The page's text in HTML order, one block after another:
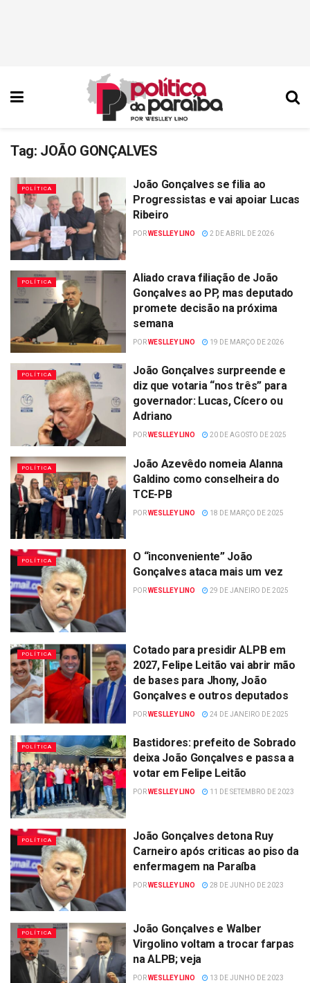
Tag: JOÃO GONÇALVES
POLÍTICA
João Gonçalves se filia ao
Progressistas e vai apoiar Lucas
Ribeiro
PORWESLLEY LINO 2 DE ABRIL DE 2026
POLÍTICA
Aliado crava filiação de João
Gonçalves ao PP, mas deputado
promete decisão na próxima
semana
PORWESLLEY LINO 19 DE MARÇO DE 2026
POLÍTICA
João Gonçalves surpreende e
diz que votaria “nos três” para
governador: Lucas, Cícero ou
Adriano
PORWESLLEY LINO 20 DE AGOSTO DE 2025
POLÍTICA
João Azevêdo nomeia Alanna
Galdino como conselheira do
TCE-PB
PORWESLLEY LINO 18 DE MARÇO DE 2025
POLÍTICA
O “inconveniente” João
Gonçalves ataca mais um vez
PORWESLLEY LINO 29 DE JANEIRO DE 2025
POLÍTICA
Cotado para presidir ALPB em
2027, Felipe Leitão vai abrir mão
de bases para Jhony, João
Gonçalves e outros deputados
PORWESLLEY LINO 24 DE JANEIRO DE 2025
POLÍTICA
Bastidores: prefeito de Sobrado
deixa João Gonçalves e passa a
votar em Felipe Leitão
PORWESLLEY LINO 11 DE SETEMBRO DE 2023
POLÍTICA
João Gonçalves detona Ruy
Carneiro após criticas ao piso da
enfermagem na Paraíba
PORWESLLEY LINO 28 DE JUNHO DE 2023
POLÍTICA
João Gonçalves e Walber
Virgolino voltam a trocar farpas
na ALPB; veja
PORWESLLEY LINO 13 DE JUNHO DE 2023